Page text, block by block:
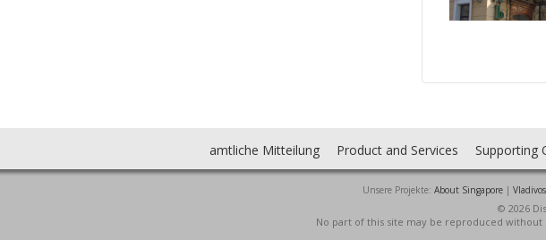
amtliche Mitteilung Product and Services Supporting
Unsere Projekte: About Singapore|
© 2026
No part of this site may be reproduced